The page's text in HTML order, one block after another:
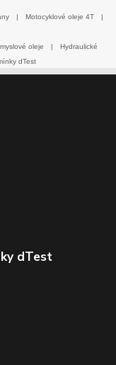
| Motocyklové oleje 4T
|
oleje |
Hydraulické
dTest
dTest